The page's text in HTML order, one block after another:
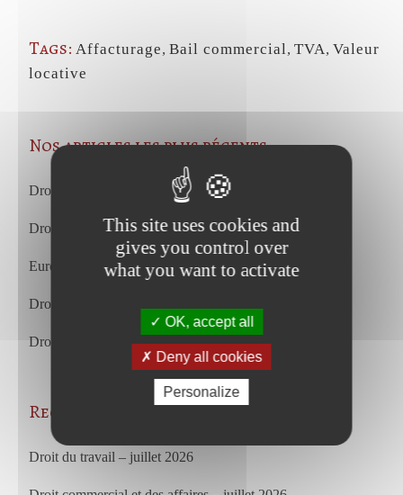
Tags: Affacturage,Bail commercial ,TVA,Valeur
locative
Nos articles les plus récents
Droit du travail – juillet 2026
Droit commercial et des affaires – juillet 2026
European Court of Justice – july 2026
Droit du travail – juin 2026
Droit commercial et des affaires – juin 2026
Recent Posts
Droit du travail – juillet 2026
This site uses cookies and
gives you control over
what you want to activate
OK, accept all
Deny all cookies
Personalize